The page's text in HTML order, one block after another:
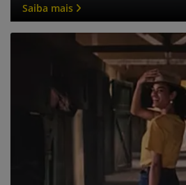
Saiba mais